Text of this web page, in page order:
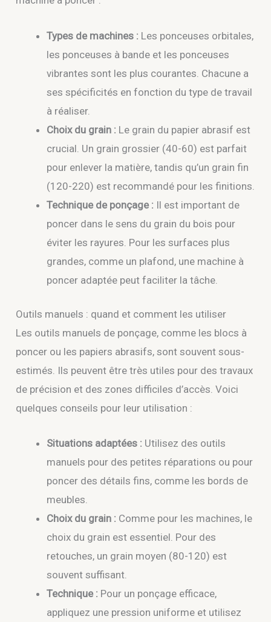
Types de machines : Les ponceuses orbitales,
les ponceuses à bande et les ponceuses
vibrantes sont les plus courantes. Chacune a
ses spécificités en fonction du type de travail
à réaliser.
Choix du grain : Le grain du papier abrasif est
crucial. Un grain grossier (40-60) est parfait
pour enlever la matière, tandis qu’un grain fin
(120-220) est recommandé pour les finitions.
Technique de ponçage : Il est important de
poncer dans le sens du grain du bois pour
éviter les rayures. Pour les surfaces plus
grandes, comme un plafond, une machine à
poncer adaptée peut faciliter la tâche.
Outils manuels : quand et comment les utiliser
Les outils manuels de ponçage, comme les blocs à
poncer ou les papiers abrasifs, sont souvent sous-
estimés. Ils peuvent être très utiles pour des travaux
de précision et des zones difficiles d’accès. Voici
quelques conseils pour leur utilisation :
Situations adaptées : Utilisez des outils
manuels pour des petites réparations ou pour
poncer des détails fins, comme les bords de
meubles.
Choix du grain : Comme pour les machines, le
choix du grain est essentiel. Pour des
retouches, un grain moyen (80-120) est
souvent suffisant.
Technique : Pour un ponçage efficace,
appliquez une pression uniforme et utilisez